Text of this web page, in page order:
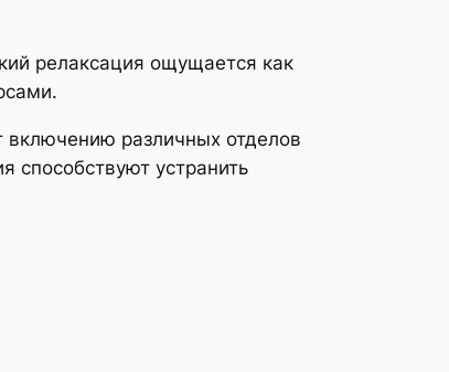
релаксация ощущается как
различных отделов
способствуют устранить